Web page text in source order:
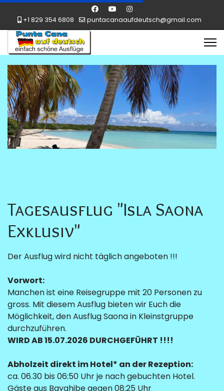
+1 829 354 6808 puntacanaaufdeutsch@gmail.com
Tagesausflug "Isla Saona
Exklusiv"
Der Ausflug wird nicht täglich angeboten !!!
Vorwort:
Manchen ist eine Reisegruppe mit 20 Personen zu
gross. Mit diesem Ausflug bieten wir Euch die
Möglichkeit, den Ausflug Saona in Kleinstgruppe
durchzuführen.
WIRD AB 15.07.2026 DURCHGEFÜHRT !!!!
Abholzeit direkt im Hotel* an der Rezeption:
ca. 06.30 bis 06:50 Uhr je nach gebuchten Hotel.
Gäste aus Bayahibe gegen 08:25 Uhr